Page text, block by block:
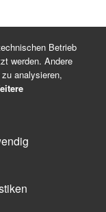
Betrieb
werden. Andere
analysieren,